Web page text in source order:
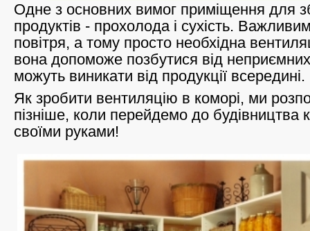
Одне з основних вимог приміщення для
продуктів - прохолода і сухість.
повітря, а тому просто необхідна
вона допоможе позбутися від неприємних
можуть виникати від продукції всередині.
Як зробити вентиляцію в коморі, ми
пізніше, коли перейдемо до будівництва
своїми руками!